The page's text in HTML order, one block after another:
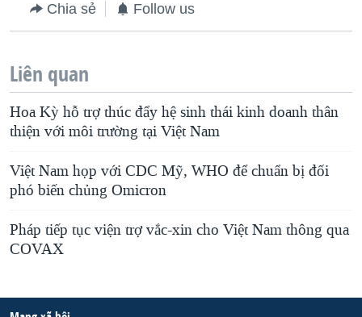
Chia sẻ Follow us
Liên quan
Hoa Kỳ hỗ trợ thúc đẩy hệ sinh thái kinh doanh thân
thiện với môi trường tại Việt Nam
Việt Nam họp với CDC Mỹ, WHO để chuẩn bị đối
phó biến chủng Omicron
Pháp tiếp tục viện trợ vắc-xin cho Việt Nam thông qua
COVAX